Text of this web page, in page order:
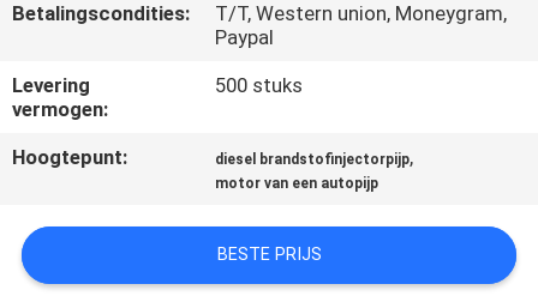
CONTACTEER
ONS
OM EEN
CITAAT
Betalingscondities:
T/T, Western union, Moneygram,
Paypal
Levering
vermogen:
500 stuks
Hoogtepunt: diesel brandstofinjectorpijp,
motor van een autopijp
BESTE PRIJS